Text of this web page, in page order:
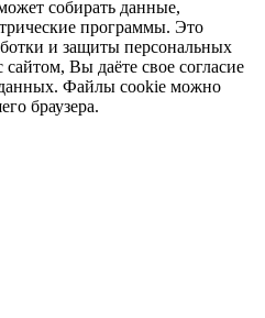
собирать данные,
программы. Это
и защиты персональных
Вы даёте свое согласие
Файлы cookie можно
браузера.